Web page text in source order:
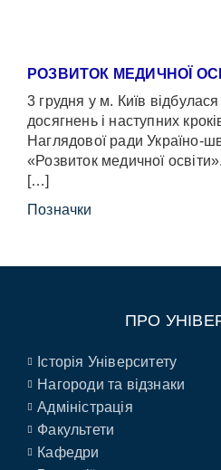
РОЗВИТОК МЕДИЧНОЇ
3 грудня у м. Київ
досягнень і наступних
Наглядової ради Україно-
«Розвиток медичної
[…]
Позначки
ПРО
Історія Університету
Нагороди та відзнаки
Адміністрація
Факультети
Кафедри